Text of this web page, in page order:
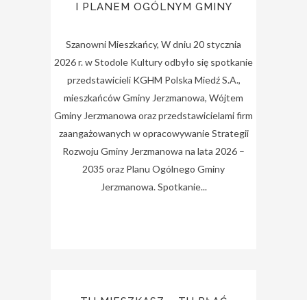
I PLANEM OGÓLNYM GMINY
Szanowni Mieszkańcy, W dniu 20 stycznia
2026 r. w Stodole Kultury odbyło się spotkanie
przedstawicieli KGHM Polska Miedź S.A.,
mieszkańców Gminy Jerzmanowa, Wójtem
Gminy Jerzmanowa oraz przedstawicielami firm
zaangażowanych w opracowywanie Strategii
Rozwoju Gminy Jerzmanowa na lata 2026 –
2035 oraz Planu Ogólnego Gminy
Jerzmanowa. Spotkanie...